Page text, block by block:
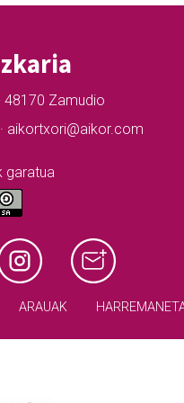
48170 Zamudio
aikortxori@aikor.com
garatua
ARAUAK